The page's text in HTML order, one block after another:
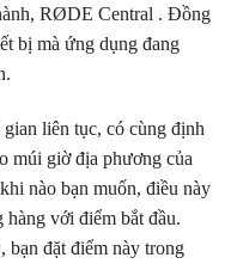
RØDE Central . Đồng
bị mà ứng dụng đang
liên tục, có cùng định
múi giờ địa phương của
nào bạn muốn, điều này
hàng với điểm bắt đầu.
bạn đặt điểm này trong